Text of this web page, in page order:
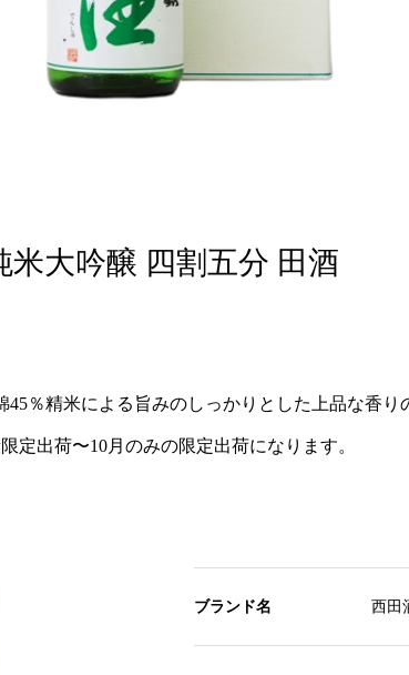
米大吟醸 四割五分 田酒
％精米による旨みのしっかりとした上品な香り
定出荷〜10月のみの限定出荷になります。
ブランド名 西田